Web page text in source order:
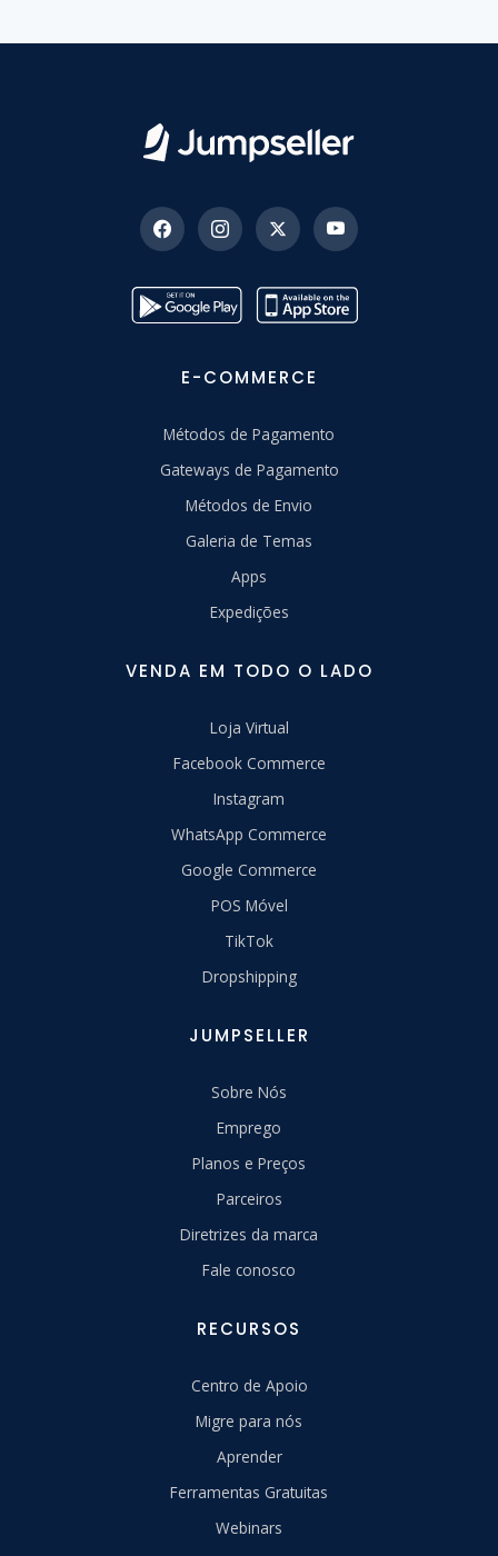
E-COMMERCE
Métodos de Pagamento
Gateways de Pagamento
Métodos de Envio
Galeria de Temas
Apps
Expedições
VENDA EM TODO O LADO
Loja Virtual
Facebook Commerce
Instagram
WhatsApp Commerce
Google Commerce
POS Móvel
TikTok
Dropshipping
JUMPSELLER
Sobre Nós
Emprego
Planos e Preços
Parceiros
Diretrizes da marca
Fale conosco
RECURSOS
Centro de Apoio
Migre para nós
Aprender
Ferramentas Gratuitas
Webinars